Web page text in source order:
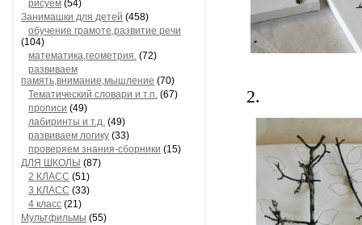
рисуем (54)
Занимашки для детей (458)
обучение грамоте,развитие речи
(104)
математика,геометрия. (72)
развиваем
память,внимание,мышление (70)
Тематический словари и т.п. (67)
прописи (49)
лабиринты и т.д. (49)
развиваем логику (33)
проверяем знания-сборники (15)
ДЛЯ ШКОЛЫ (87)
2 КЛАСС (51)
3 КЛАСС (33)
4 класс (21)
Мультфильмы (55)
2.